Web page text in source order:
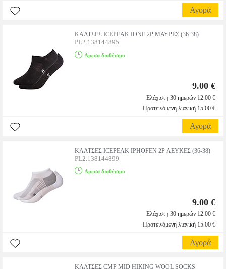
Αγορά
ΚΑΛΤΣΕΣ ICEPEAK IONE 2P ΜΑΥΡΕΣ (36-38)
PL2.138144895
Αμεσα διαθέσιμο
9.00 €
Ελάχιστη 30 ημερών 12.00 €
Προτεινόμενη λιανική 15.00 €
Αγορά
ΚΑΛΤΣΕΣ ICEPEAK IPHOFEN 2P ΛΕΥΚΕΣ (36-38)
PL2.138144899
Αμεσα διαθέσιμο
9.00 €
Ελάχιστη 30 ημερών 12.00 €
Προτεινόμενη λιανική 15.00 €
Αγορά
ΚΑΛΤΣΕΣ CMP MID HIKING WOOL SOCKS